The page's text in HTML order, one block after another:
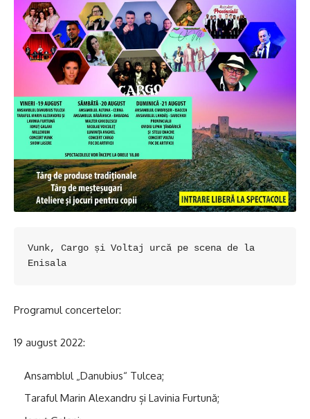
Vunk, Cargo și Voltaj urcă pe scena de la
Enisala
Programul concertelor:
19 august 2022:
Ansamblul „Danubius“ Tulcea;
Taraful Marin Alexandru și Lavinia Furtună;